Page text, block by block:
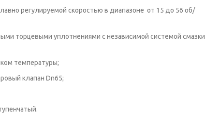
регулируемой скоростью в диапазоне от 15 до 56 об/
торцевыми уплотнениями с независимой системой смазки
температуры;
клапан Dn65;